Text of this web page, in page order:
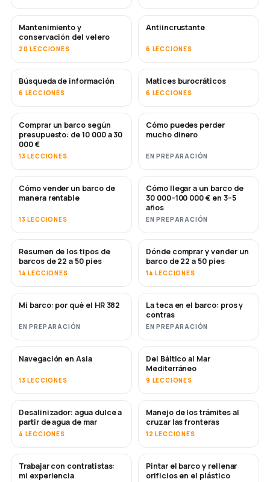
Mantenimiento y
conservación del velero
20 LECCIONES
PRONTO
Antiincrustante
6 LECCIONES
Búsqueda de información
6 LECCIONES
Matices burocráticos
6 LECCIONES
PRONTO
Comprar un barco según
presupuesto: de 10 000 a 30
000 €
13 LECCIONES
PRONTO
Cómo puedes perder
mucho dinero
EN PREPARACIÓN
NUEVO
Cómo vender un barco de
manera rentable
13 LECCIONES
NUEVO
Cómo llegar a un barco de
30 000–100 000 € en 3–5
años
EN PREPARACIÓN
PRONTO
Resumen de los tipos de
barcos de 22 a 50 pies
14 LECCIONES
PRONTO
Dónde comprar y vender un
barco de 22 a 50 pies
14 LECCIONES
PRONTO
Mi barco: por qué el HR 382
EN PREPARACIÓN
PRONTO
La teca en el barco: pros y
contras
EN PREPARACIÓN
PRONTO
Navegación en Asia
13 LECCIONES
PRONTO
Del Báltico al Mar
Mediterráneo
9 LECCIONES
PRONTO
Desalinizador: agua dulce a
partir de agua de mar
4 LECCIONES
Manejo de los trámites al
cruzar las fronteras
12 LECCIONES
PRONTO
Trabajar con contratistas:
mi experiencia
PRONTO
Pintar el barco y rellenar
orificios en el plástico